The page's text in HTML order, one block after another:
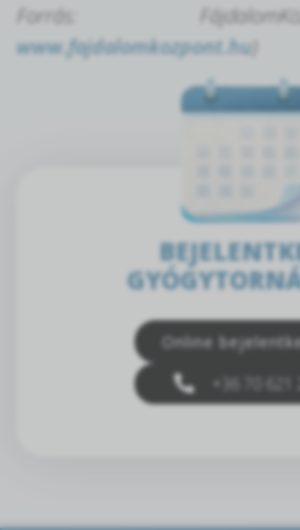
Forrás:
www.fajdalomkozpont.hu
Online
+36 70 621